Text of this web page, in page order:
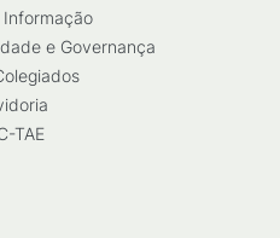
Informação
e Governança
TAE